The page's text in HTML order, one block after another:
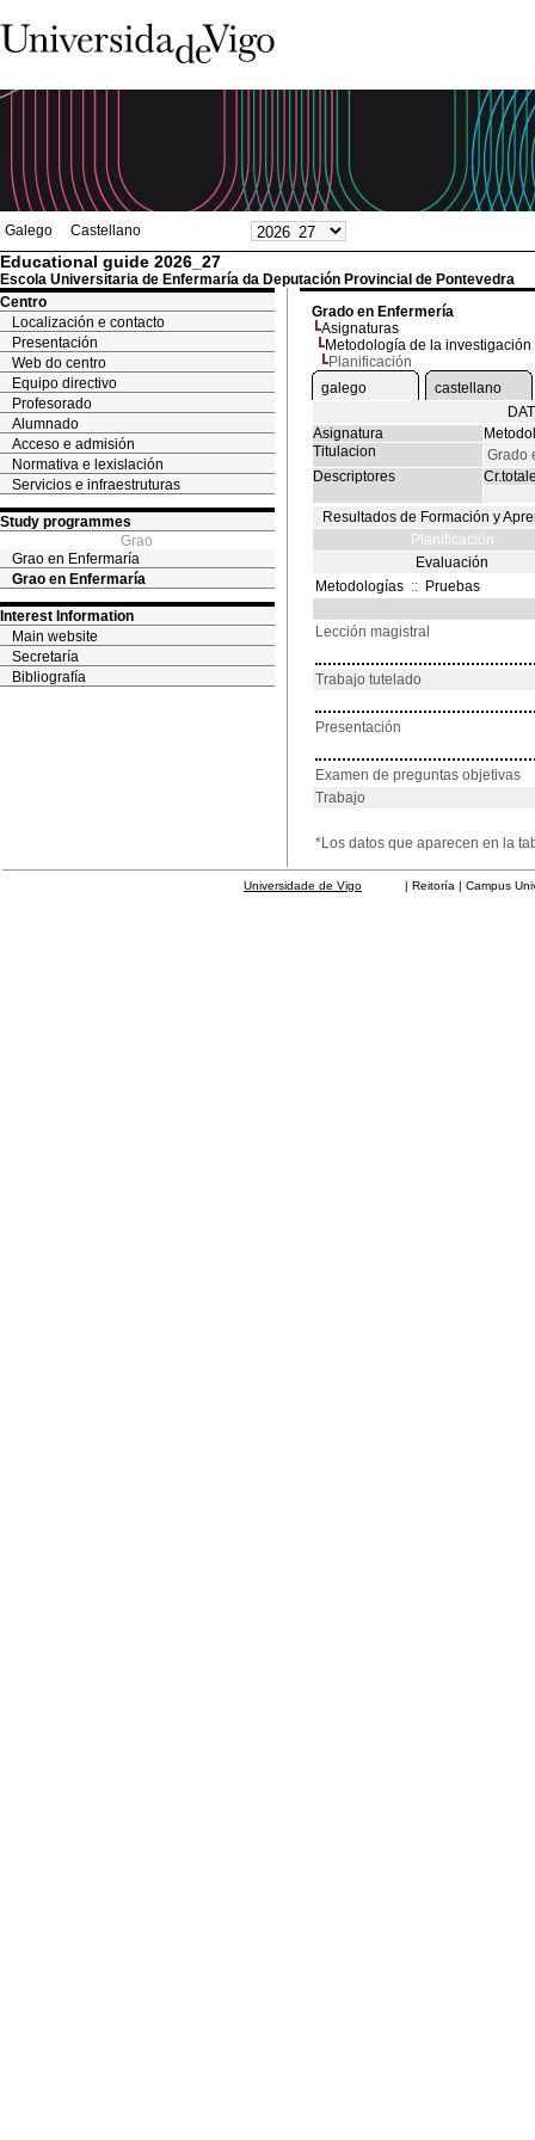
Galego Castellano
Educational guide 2026_27
Escola Universitaria de Enfermaría da Deputación Provincial de Pontevedra
Centro
Localización e contacto
Presentación
Web do centro
Equipo directivo
Profesorado
Alumnado
Acceso e admisión
Normativa e lexislación
Servicios e infraestruturas
Study programmes
Grao
Grao en Enfermaría
Grao en Enfermaría
Interest Information
Main website
Secretaría
Bibliografía
Grado en Enfermería
Asignaturas
Metodología de la investigación
Planificación
galego
castellano
Asignatura
Titulacion
Grado
Descriptores
Resultados de Formación y
Planificación
Evaluación
Metodologías :: Pruebas
Lección magistral
Trabajo tutelado
Presentación
Examen de preguntas objetivas
Trabajo
*Los datos que aparecen en la
Universidade de Vigo | Reitoría | Campus